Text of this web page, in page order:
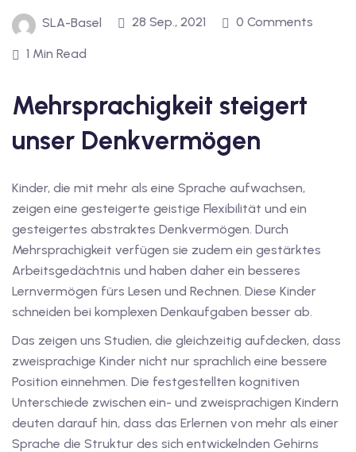
B2
C1
A1
Deutschkurse mit
SLA-Basel 28 Sep., 2021 0 Comments
1 Min Read
Mehrsprachigkeit steigert
unser Denkvermögen
Kinder, die mit mehr als eine Sprache aufwachsen,
zeigen eine gesteigerte geistige Flexibilität und ein
gesteigertes abstraktes Denkvermögen. Durch
Mehrsprachigkeit verfügen sie zudem ein gestärktes
Arbeitsgedächtnis und haben daher ein besseres
Lernvermögen fürs Lesen und Rechnen. Diese Kinder
schneiden bei komplexen Denkaufgaben besser ab.
Das zeigen uns Studien, die gleichzeitig aufdecken, dass
zweisprachige Kinder nicht nur sprachlich eine bessere
Position einnehmen. Die festgestellten kognitiven
Unterschiede zwischen ein- und zweisprachigen Kindern
deuten darauf hin, dass das Erlernen von mehr als einer
Sprache die Struktur des sich entwickelnden Gehirns